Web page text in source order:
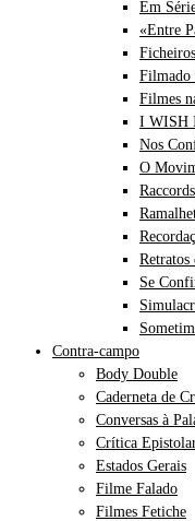
Em
«Entre
Filmado
Filmes
I WISH
Nos
O
Retratos
Se
Contra-campo
Body Double
Caderneta de
Conversas à
Crítica
Estados Gerais
Filme Falado
Filmes Fetiche